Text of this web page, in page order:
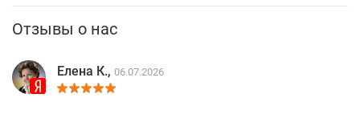
Отзывы о нас
Елена К., 06.07.2026